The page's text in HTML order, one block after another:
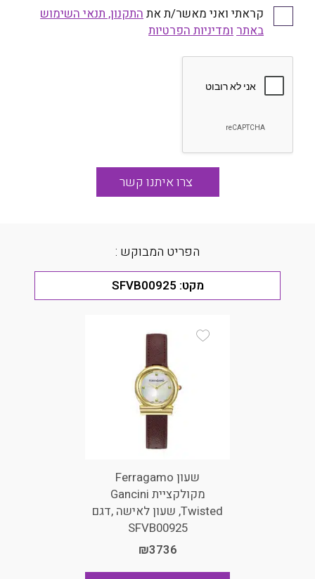
קראתי ואני מאשר/ת את התקנון, תנאי השימוש
באתר ומדיניות הפרטיות
הפריט המבוקש :
מקט: SFVB00925
Add Wishlist
שעון Ferragamo
מקולקציית Gancini
Twisted, שעון לאישה ,דגם
SFVB00925
₪3736